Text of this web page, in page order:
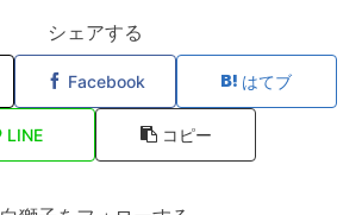
シェアする
Facebook はてブ
LINE コピー